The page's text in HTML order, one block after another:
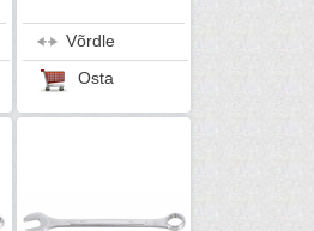
Võrdle
Osta